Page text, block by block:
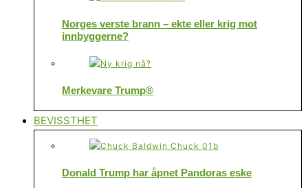
Norges verste brann – ekte eller krig mot
innbyggerne?
Merkevare Trump®
BEVISSTHET
Donald Trump har åpnet Pandoras eske